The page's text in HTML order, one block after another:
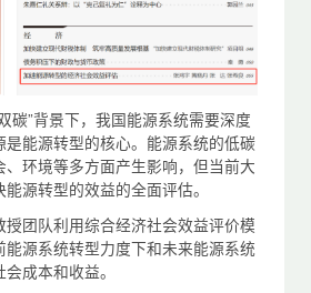
碳”背景下，我国能源系统需要深度
能源转型的核心。能源系统的低碳
环境等多方面产生影响，但当前大
源转型的效益的全面评估。
授团队利用综合经济社会效益评价模
能源系统转型力度下和未来能源系统
成本和收益。